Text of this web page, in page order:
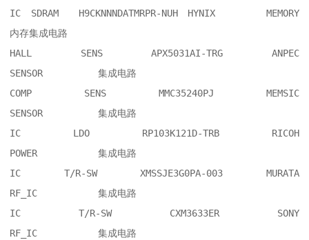
IC SDRAM  H9CKNNNDATMRPR-NUH HYNIX   	MEMORY
内存集成电路
HALL SENS APX5031AI-TRG ANPEC
SENSOR    	集成电路
COMP SENS MMC35240PJ MEMSIC
SENSOR    	集成电路
IC LDO RP103K121D-TRB RICOH
POWER     	集成电路
IC T/R-SW XMSSJE3G0PA-003 MURATA
RF_IC     	集成电路
IC T/R-SW CXM3633ER SONY
RF_IC     	集成电路